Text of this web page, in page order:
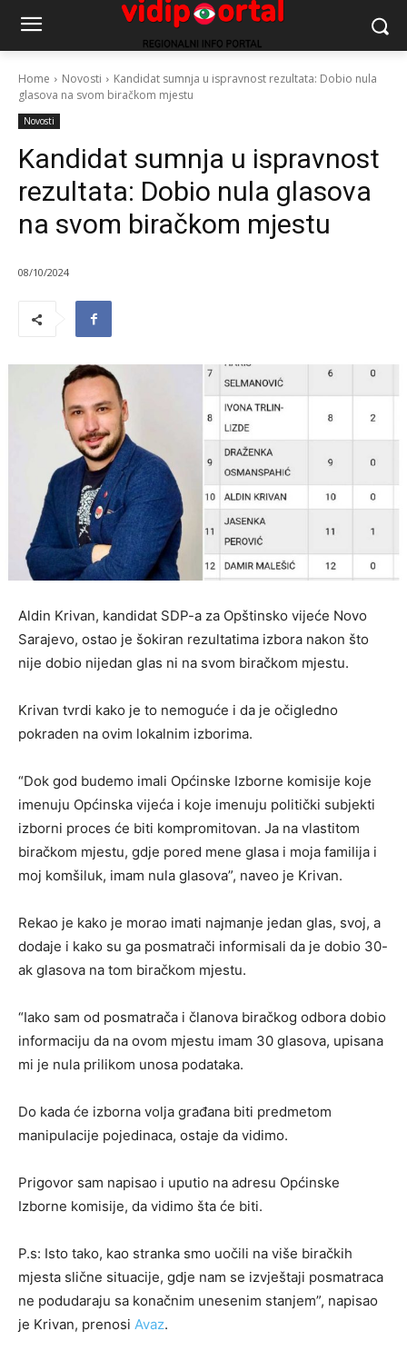
Home Novosti
Kandidat sumnja u ispravnost rezultata: Dobio nula
glasova na svom biračkom mjestu
Novosti
Kandidat sumnja u ispravnost
rezultata: Dobio nula glasova
na svom biračkom mjestu
08/10/2024
Aldin Krivan, kandidat SDP-a za Opštinsko vijeće Novo
Sarajevo, ostao je šokiran rezultatima izbora nakon što
nije dobio nijedan glas ni na svom biračkom mjestu.
Krivan tvrdi kako je to nemoguće i da je očigledno
pokraden na ovim lokalnim izborima.
“Dok god budemo imali Općinske Izborne komisije koje
imenuju Općinska vijeća i koje imenuju politički subjekti
izborni proces će biti kompromitovan. Ja na vlastitom
biračkom mjestu, gdje pored mene glasa i moja familija i
moj komšiluk, imam nula glasova”, naveo je Krivan.
Rekao je kako je morao imati najmanje jedan glas, svoj, a
dodaje i kako su ga posmatrači informisali da je dobio 30-
ak glasova na tom biračkom mjestu.
“Iako sam od posmatrača i članova biračkog odbora dobio
informaciju da na ovom mjestu imam 30 glasova, upisana
mi je nula prilikom unosa podataka.
Do kada će izborna volja građana biti predmetom
manipulacije pojedinaca, ostaje da vidimo.
Prigovor sam napisao i uputio na adresu Općinske
Izborne komisije, da vidimo šta će biti.
P.s: Isto tako, kao stranka smo uočili na više biračkih
mjesta slične situacije, gdje nam se izvještaji posmatraca
ne podudaraju sa konačnim unesenim stanjem”, napisao
je Krivan, prenosi Avaz.